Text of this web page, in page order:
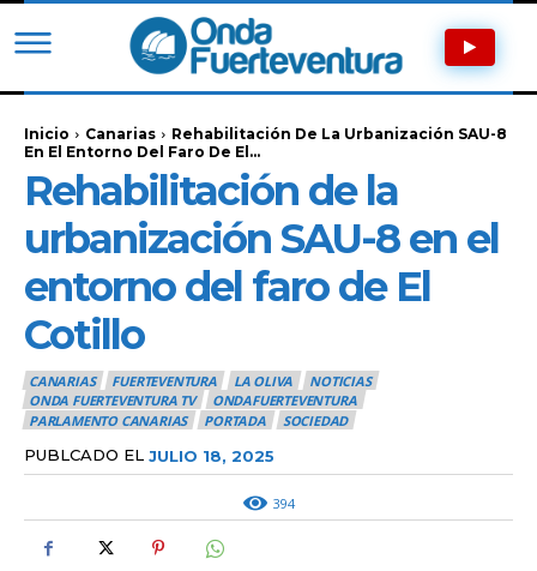
Inicio Canarias
Rehabilitación De La Urbanización SAU-8
En El Entorno Del Faro De El...
Rehabilitación de la
urbanización SAU-8 en el
entorno del faro de El
Cotillo
CANARIAS FUERTEVENTURA LA OLIVA
NOTICIAS
ONDA FUERTEVENTURA TV
ONDAFUERTEVENTURA
PARLAMENTO CANARIAS
PORTADA SOCIEDAD
PUBLCADO EL JULIO 18, 2025
394